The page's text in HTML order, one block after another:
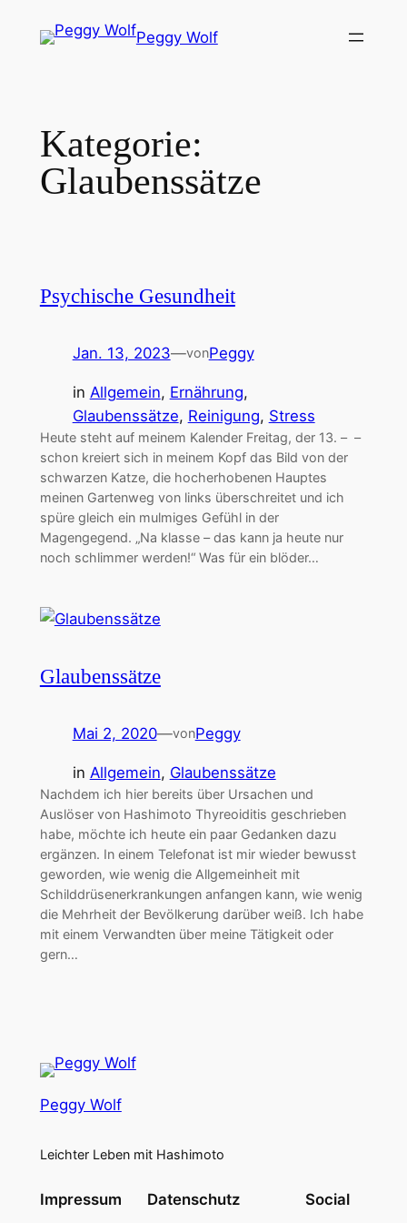
Inhalt
Peggy Wolf
Kategorie:
Glaubenssätze
Psychische Gesundheit
Jan. 13, 2023—vonPeggy
in Allgemein, Ernährung
Glaubenssätze, Reinigung, Stress
Heute steht auf meinem Kalender Freitag, der 13. – –
schon kreiert sich in meinem Kopf das Bild von der
schwarzen Katze, die hocherhobenen Hauptes
meinen Gartenweg von links überschreitet und ich
spüre gleich ein mulmiges Gefühl in der
Magengegend. „Na klasse – das kann ja heute nur
noch schlimmer werden!“ Was für ein blöder…
Glaubenssätze
Mai 2, 2020—vonPeggy
in Allgemein, Glaubenssätze
Nachdem ich hier bereits über Ursachen und
Auslöser von Hashimoto Thyreoiditis geschrieben
habe, möchte ich heute ein paar Gedanken dazu
ergänzen. In einem Telefonat ist mir wieder bewusst
geworden, wie wenig die Allgemeinheit mit
Schilddrüsenerkrankungen anfangen kann, wie wenig
die Mehrheit der Bevölkerung darüber weiß. Ich habe
mit einem Verwandten über meine Tätigkeit oder
gern…
Peggy Wolf
Leichter Leben mit Hashimoto
Impressum Datenschutz Social